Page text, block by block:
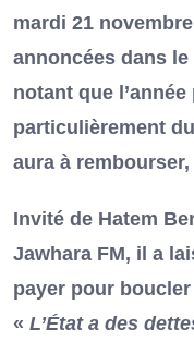
mardi 21
annoncées dans
notant que
particulièrement
aura à
Invité de Hatem
Jawhara FM, il a
payer pour
« L’État a des